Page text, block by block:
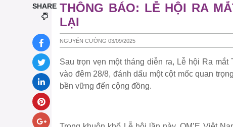
THÔNG BÁO: LỄ HỘI RA
LẠI
NGUYỄN CƯỜNG 03/09/2025
Sau trọn vẹn một tháng diễn ra, Lễ hội Ra
vào đêm 28/8, đánh dấu một cột mốc quan
bền vững đến cộng đồng.
SHARE